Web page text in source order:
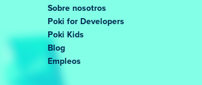
Sobre nosotros
Poki for Developers
Poki Kids
Blog
Empleos